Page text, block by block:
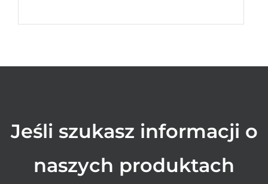
Jeśli szukasz informacji o
naszych produktach